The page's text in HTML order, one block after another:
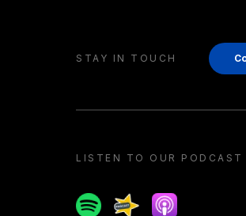
STAY IN TOUCH
LISTEN TO OUR PODCAST
SpotifySpreakerApple podcast